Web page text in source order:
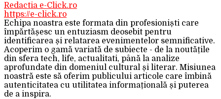
Redactia e-Click.ro
https://e-click.ro
Echipa noastra este formata din profesioniști care
împărtășesc un entuziasm deosebit pentru
identificarea și relatarea evenimentelor semnificative.
Acoperim o gamă variată de subiecte - de la noutățile
din sfera tech, life, actualitati, până la analize
aprofundate din domeniul cultural și literar. Misiunea
noastră este să oferim publicului articole care îmbină
autenticitatea cu utilitatea informațională și puterea
de a inspira.